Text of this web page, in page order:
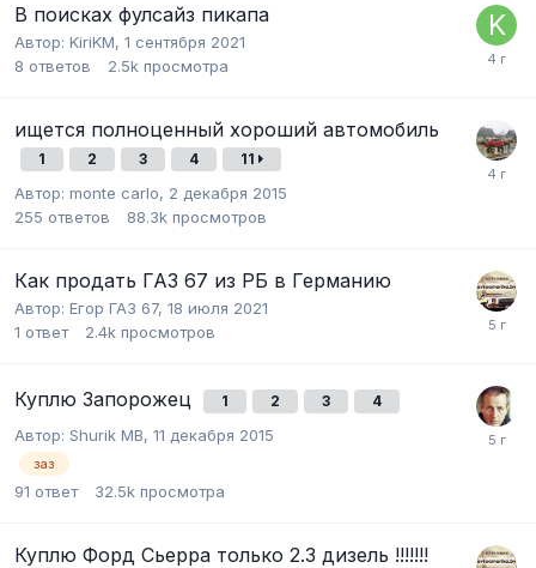
В поисках фулсайз пикапа
Автор: KiriKM, 1 сентября 2021
8 ответов 2.5k просмотра
ищется полноценный хороший автомобиль
1 2 3 4 11
Автор: monte carlo, 2 декабря 2015
255 ответов 88.3k просмотров
Как продать ГАЗ 67 из РБ в Германию
Автор: Егор ГАЗ 67, 18 июля 2021
1 ответ 2.4k просмотров
Куплю Запорожец 1 2 3 4
Автор: Shurik MB, 11 декабря 2015
заз
91 ответ 32.5k просмотра
Куплю Форд Сьерра только 2.3 дизель !!!!!!!